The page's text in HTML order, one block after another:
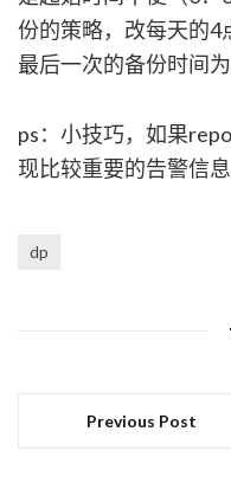
份的策略，改每天的4
最后一次的备份时间为
ps：小技巧，如果
现比较重要的告警信息
dp
Previous Post